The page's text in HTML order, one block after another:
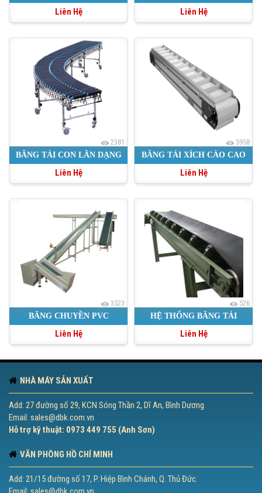
Liên Hệ Liên Hệ
2381
BĂNG TẢI CON LĂN DẠNG
XẾP
Liên Hệ
5958
BĂNG TẢI XÍCH CÀO CAO
SU
Liên Hệ
3523
BĂNG CHUYỀN PVC
Liên Hệ
526
HỆ THỐNG BĂNG TẢI
Liên Hệ
NHÀ MÁY SẢN XUẤT
Add: 27 đường số 29, KCN Sóng Thần 2, Dĩ An, Bình Dương.
Email: sales@dbk.com.vn
Hỗ trợ kỹ thuật: 0973 449 755 (Anh Sơn)
VĂN PHÒNG HỒ CHÍ MINH
Add: 21/15 đường số 17, P. Hiệp Bình Chánh, Q. Thủ Đức.